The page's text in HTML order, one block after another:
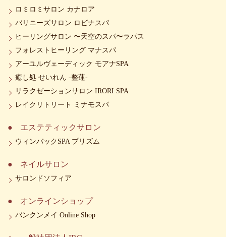
ロミロミサロン カナロア
バリニーズサロン ロビナスパ
ヒーリングサロン 〜天空のスパ〜ラパス
フォレストヒーリング マナスパ
アーユルヴェーディック モアナSPA
癒し処 せいれん -整蓮-
リラクゼーションサロン IRORI SPA
レイクリトリート ミナモスパ
エステティックサロン
ウィンバックSPA プリズム
ネイルサロン
サロンドソフィア
オンラインショップ
バンクンメイ Online Shop